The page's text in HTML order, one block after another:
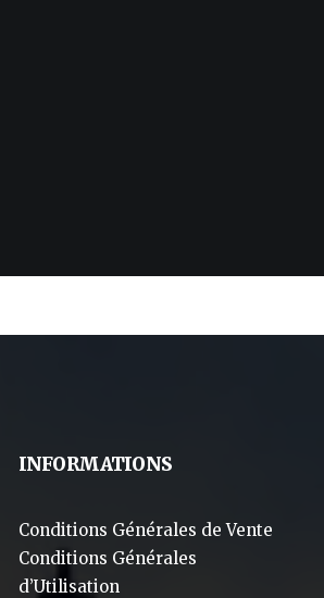
INFORMATIONS
Conditions Générales de Vente
Conditions Générales
d’Utilisation